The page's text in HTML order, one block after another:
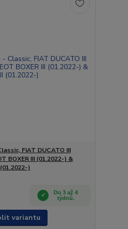
FIAT DUCATO III
BOXER III (01.2022-) &
)
Do 3 až 4
týdnů.
variantu